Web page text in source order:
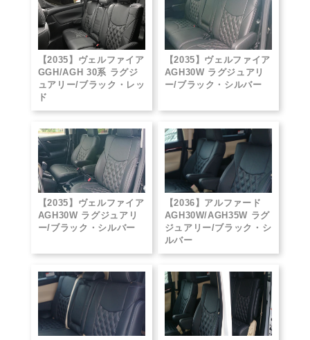
【2035】ヴェルファイア
GGH/AGH 30系 ラグジ
ュアリー/ブラック・レッ
ド
【2035】ヴェルファイア
AGH30W ラグジュアリ
ー/ブラック・シルバー
【2035】ヴェルファイア
AGH30W ラグジュアリ
ー/ブラック・シルバー
【2036】アルファード
AGH30W/AGH35W ラグ
ジュアリー/ブラック・シ
ルバー